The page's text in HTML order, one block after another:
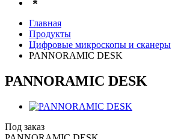
Главная
Продукты
Цифровые микроскопы и сканеры
PANNORAMIC DESK
PANNORAMIC DESK
Под заказ